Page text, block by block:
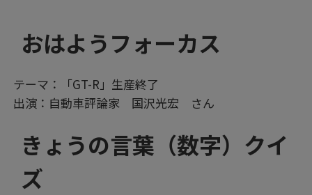
おはようフォーカス
テーマ：「GT-R」生産終了
出演：自動車評論家 国沢光宏 さん
きょうの言葉（数字）クイ
ズ